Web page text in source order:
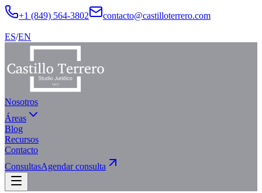
+1 (849) 564-3802 contacto@castilloterrero.com
ES/EN
Nosotros
Áreas
Blog
Recursos
Contacto
ConsultasAgendar consulta